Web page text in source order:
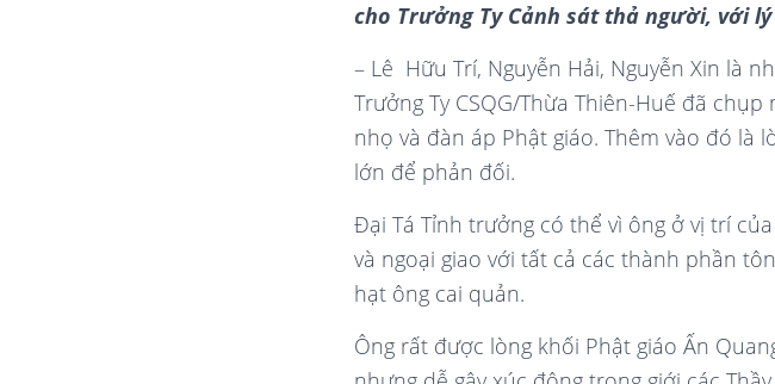
cho Trưởng Ty Cảnh sát thả người, với
– Lê Hữu Trí, Nguyễn Hải, Nguyễn Xin là
Trưởng Ty CSQG/Thừa Thiên-Huế đã
nhọ và đàn áp Phật giáo. Thêm vào đó là
lớn để phản đối.
Đại Tá Tỉnh trưởng có thể vì ông ở vị trí
và ngoại giao với tất cả các thành phần
hạt ông cai quản.
Ông rất được lòng khối Phật giáo Ấn